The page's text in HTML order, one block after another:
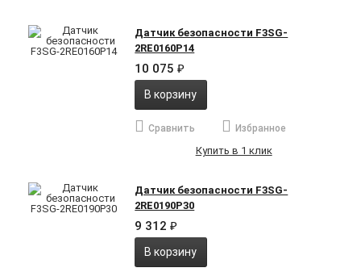
Датчик безопасности F3SG-
2RE0160P14
10 075₽
В корзину
Сравнить Избранное
Купить в 1 клик
Датчик безопасности F3SG-
2RE0190P30
9 312₽
В корзину